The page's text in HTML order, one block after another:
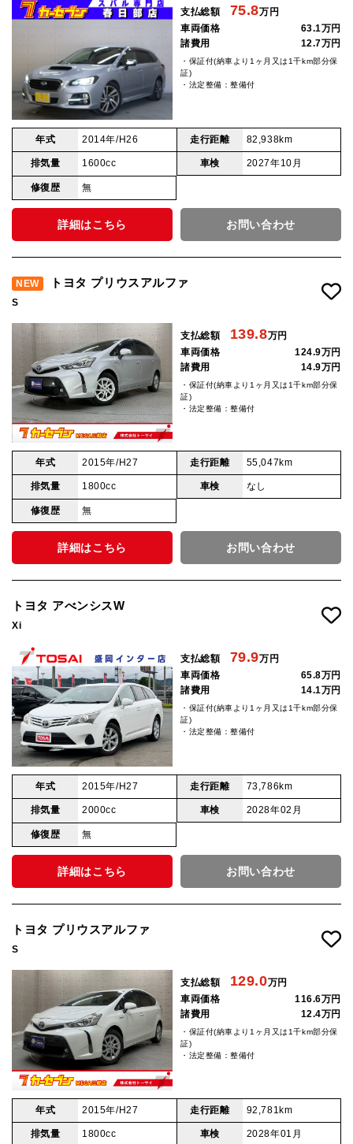
支払総額 75.8万円
車両価格
63.1万円
諸費用
12.7万円
・保証付(納車より1ヶ月又は1千km部分保
証)
・法定整備：整備付
年式 2014年/H26 走行距離 82,938km
排気量 1600cc 車検 2027年10月
修復歴 無
詳細はこちら お問い合わせ
NEW トヨタ プリウスアルファ
S
支払総額 139.8万円
車両価格
124.9万円
諸費用
14.9万円
・保証付(納車より1ヶ月又は1千km部分保
証)
・法定整備：整備付
年式 2015年/H27 走行距離 55,047km
排気量 1800cc 車検 なし
修復歴 無
詳細はこちら お問い合わせ
トヨタ アべンシスW
Xi
支払総額 79.9万円
車両価格
65.8万円
諸費用
14.1万円
・保証付(納車より1ヶ月又は1千km部分保
証)
・法定整備：整備付
年式 2015年/H27 走行距離 73,786km
排気量 2000cc 車検 2028年02月
修復歴 無
詳細はこちら お問い合わせ
トヨタ プリウスアルファ
S
支払総額 129.0万円
車両価格
116.6万円
諸費用
12.4万円
・保証付(納車より1ヶ月又は1千km部分保
証)
・法定整備：整備付
年式 2015年/H27 走行距離 92,781km
排気量 1800cc 車検 2028年01月